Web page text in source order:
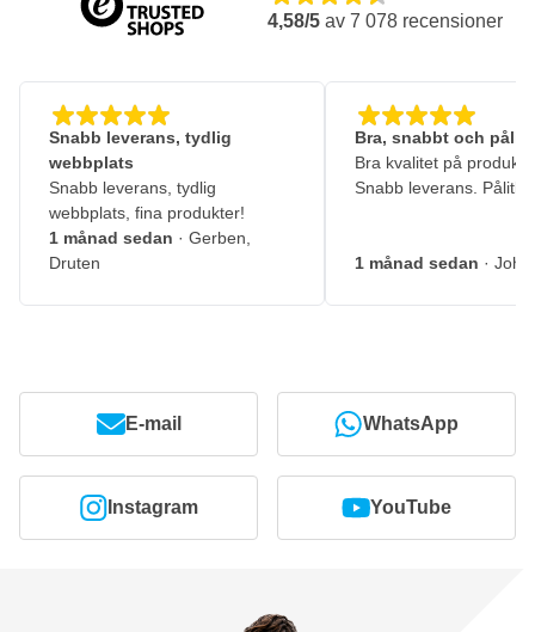
4,58/5 av 7 078 recensioner
Snabb leverans, tydlig
webbplats
Snabb leverans, tydlig
webbplats, fina produkter!
1 månad sedan · Gerben,
Druten
Bra, snabbt och
Bra kvalitet på
Snabb leverans.
1 månad sedan ·
E-mail WhatsApp
Instagram YouTube